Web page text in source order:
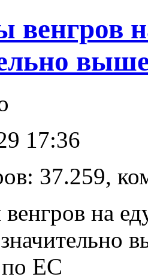
венгров
17:36
37.259,